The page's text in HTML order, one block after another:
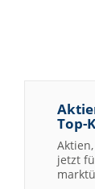
Top-
jetzt